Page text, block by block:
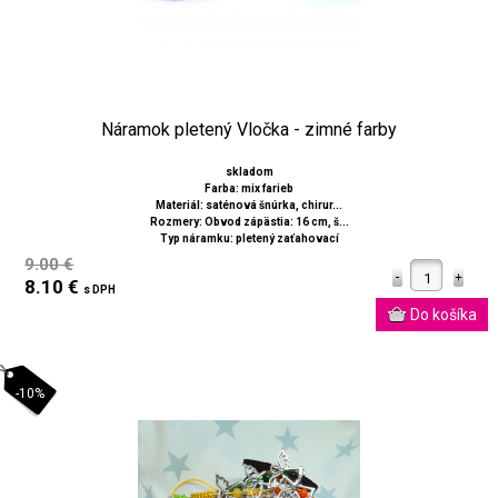
Náramok pletený Vločka - zimné farby
skladom
Farba: mix farieb
Materiál: saténová šnúrka, chirur...
Rozmery: Obvod zápästia: 16 cm, š...
Typ náramku: pletený zaťahovací
9.00 €
8.10 € s DPH
-10%